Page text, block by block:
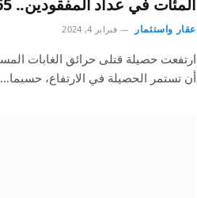
عقار واستثمار فبراير 4, 2024
أن تستمر الحصيلة في الارتفاع، حسبما…